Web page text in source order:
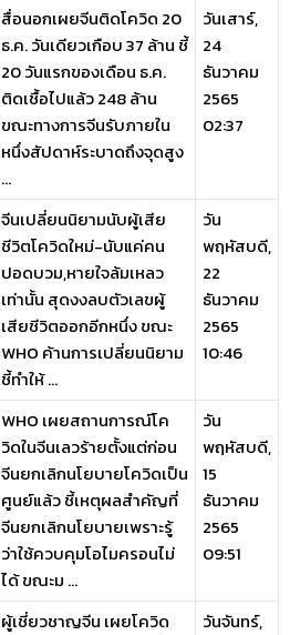
สื่อนอกเผยจีนติดโควิด 20
ธ.ค. วันเดียวเกือบ 37 ล้าน ชี้
20 วันแรกของเดือน ธ.ค.
ติดเชื้อไปแล้ว 248 ล้าน
ขณะทางการจีนรับภายใน
หนึ่งสัปดาห์ระบาดถึงจุดสูง
...
วันเสาร์,
24
ธันวาคม
2565
02:37
จีนเปลี่ยนนิยามนับผู้เสีย
ชีวิตโควิดใหม่-นับแค่คน
ปอดบวม,หายใจล้มเหลว
เท่านั้น สุดงงลบตัวเลขผู้
เสียชีวิตออกอีกหนึ่ง ขณะ
WHO ค้านการเปลี่ยนนิยาม
ชี้ทำให้ ...
วัน
พฤหัสบดี,
22
ธันวาคม
2565
10:46
WHO เผยสถานการณ์โค
วิดในจีนเลวร้ายตั้งแต่ก่อน
จีนยกเลิกนโยบายโควิดเป็น
ศูนย์แล้ว ชี้เหตุผลสำคัญที่
จีนยกเลิกนโยบายเพราะรู้
ว่าใช้ควบคุมโอไมครอนไม่
ได้ ขณะม ...
วัน
พฤหัสบดี,
15
ธันวาคม
2565
09:51
ผู้เชี่ยวชาญจีน เผยโควิด
วันจันทร์,